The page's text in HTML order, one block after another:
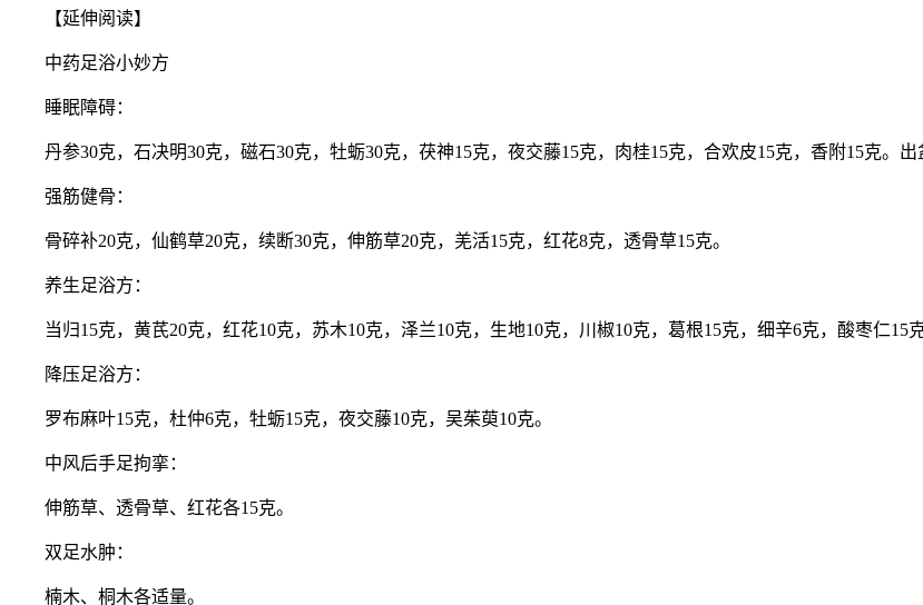
【延伸阅读】
中药足浴小妙方
睡眠障碍：
丹参30克，石决明30克，磁石30克，牡蛎30克，茯神15克，夜交藤15克，肉桂15克，合欢皮15克，香附15克。
强筋健骨：
骨碎补20克，仙鹤草20克，续断30克，伸筋草20克，羌活15克，红花8克，透骨草15克。
养生足浴方：
当归15克，黄芪20克，红花10克，苏木10克，泽兰10克，生地10克，川椒10克，葛根15克，细辛6克，酸枣仁15
降压足浴方：
罗布麻叶15克，杜仲6克，牡蛎15克，夜交藤10克，吴茱萸10克。
中风后手足拘挛：
伸筋草、透骨草、红花各15克。
双足水肿：
楠木、桐木各适量。